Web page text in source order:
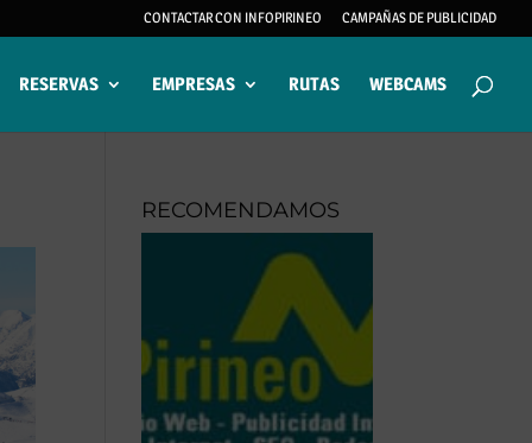
CONTACTAR CON INFOPIRINEO CAMPAÑAS DE PUBLICIDAD
RESERVAS EMPRESAS RUTAS WEBCAMS
RECOMENDAMOS